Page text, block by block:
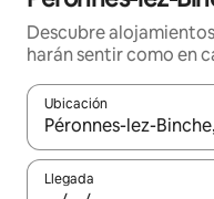
Descubre
harán sentir como en
Ubicación
Cuando los resultados
Llegada